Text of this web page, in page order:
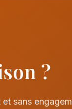
?
sans